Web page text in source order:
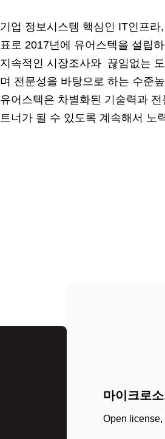
기업 정보시스템 핵심인 IT인프
표로 2017년에 유어스텍을 설립
지속적인 시장조사와 끊임없는
며 전문성을 바탕으로 하는 수준
유어스텍은 차별화된 기술력과
트너가 될 수 있도록 계속해서 노
마이크로
Open license,